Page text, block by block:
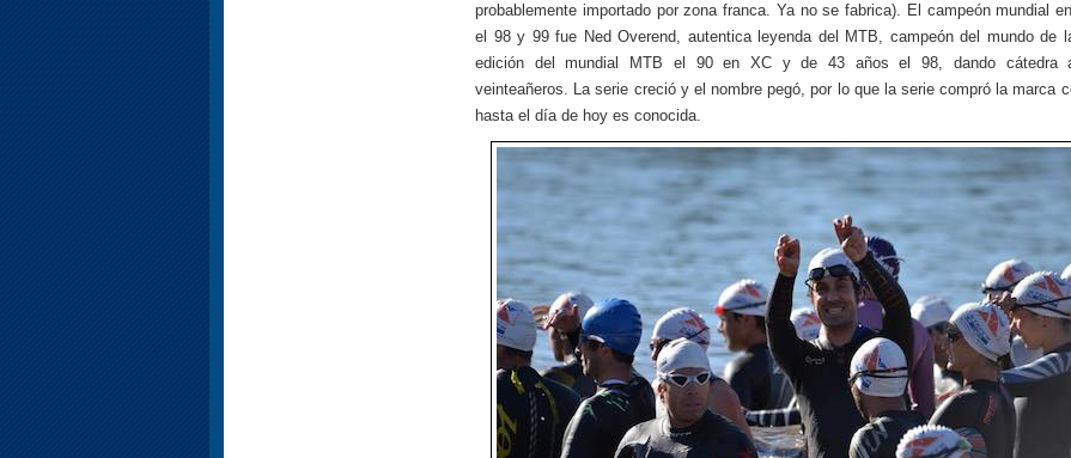
probablemente importado por zona franca. Ya no se fabrica). El campeón mundial
el 98 y 99 fue Ned Overend, autentica leyenda del MTB, campeón del mundo de
edición del mundial MTB el 90 en XC y de 43 años el 98, dando cátedra
veinteañeros. La serie creció y el nombre pegó, por lo que la serie compró la marca
hasta el día de hoy es conocida.